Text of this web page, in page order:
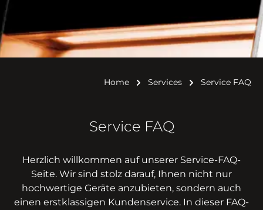
Home Services Service FAQ
Service FAQ
Herzlich willkommen auf unserer Service-FAQ-
Seite. Wir sind stolz darauf, Ihnen nicht nur
hochwertige Geräte anzubieten, sondern auch
einen erstklassigen Kundenservice. In dieser FAQ-